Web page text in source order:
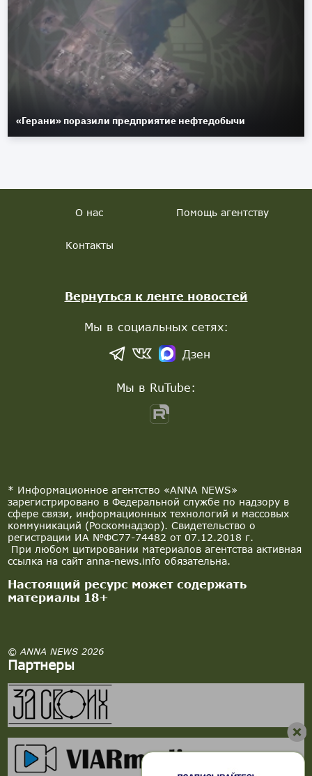
«Герани» поразили предприятие нефтедобычи
* Информационное агентство «ANNA NEWS»
зарегистрировано в Федеральной службе по надзору в
сфере связи, информационных технологий и массовых
коммуникаций (Роскомнадзор). Свидетельство о
регистрации ИА №ФС77-74482 от 07.12.2018 г.
При любом цитировании материалов агентства активная
ссылка на сайт anna-news.info обязательна.
Настоящий ресурс может содержать
материалы 18+
© ANNA NEWS 2026
Партнеры
О нас Помощь агентству
Контакты
Вернуться к ленте новостей
Мы в социальных сетях:
Дзен
Мы в RuTube: